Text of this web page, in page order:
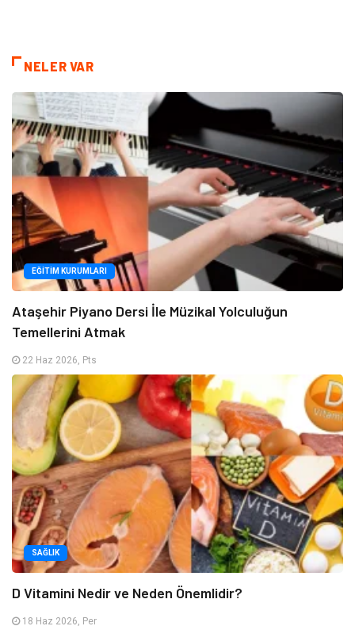
NELER VAR
EĞITIM KURUMLARI
Ataşehir Piyano Dersi İle Müzikal Yolculuğun
Temellerini Atmak
22 Haz 2026, Pts
SAĞLIK
D Vitamini Nedir ve Neden Önemlidir?
18 Haz 2026, Per